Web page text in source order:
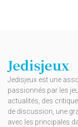
Jedisjeux
Jedisjeux est une
passionnés par les
actualités, des
de discussion, une
avec les principales